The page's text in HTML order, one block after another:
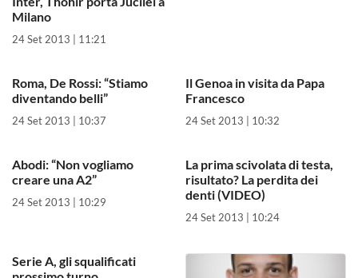
Milano
24 Set 2013 | 11:21
Roma, De Rossi: “Stiamo
diventando belli”
24 Set 2013 | 10:37
Il Genoa in visita da Papa
Francesco
24 Set 2013 | 10:32
Abodi: “Non vogliamo
creare una A2”
24 Set 2013 | 10:29
La prima scivolata di testa,
risultato? La perdita dei
denti (VIDEO)
24 Set 2013 | 10:24
Serie A, gli squalificati